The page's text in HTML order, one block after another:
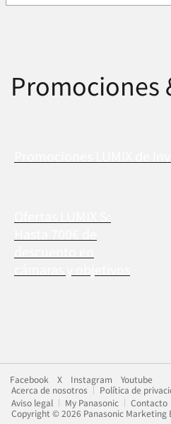
Promociones
Facebook X Instagram
Youtube
Acerca de nosotros
Política de
Aviso legal
My Panasonic Contacto
Copyright © 2026 Panasonic Marketing